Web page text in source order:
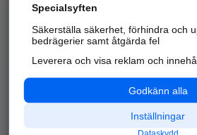
Alla kategorier
API & Kartor
Specialsyften
Säkerställa säkerhet, förhindra och
bedrägerier samt åtgärda fel
Leverera och visa reklam och
Godkänn alla
Inställningar
Dataskydd